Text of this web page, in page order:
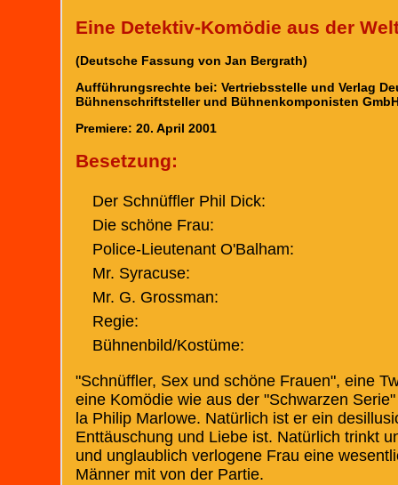
Eine Detektiv-Komödie aus der
(Deutsche Fassung von Jan Bergrath)
Aufführungsrechte bei: Vertriebsstelle und Verlag
Bühnenschriftsteller und Bühnenkomponisten
Premiere: 20. April 2001
Besetzung:
Der Schnüffler Phil Dick:
Die schöne Frau:
Police-Lieutenant O'Balham:
Mr. Syracuse:
Mr. G. Grossman:
Regie:
Bühnenbild/Kostüme:
"Schnüffler, Sex und schöne Frauen", eine
eine Komödie wie aus der "Schwarzen
la Philip Marlowe. Natürlich ist er ein
Enttäuschung und Liebe ist. Natürlich trinkt
und unglaublich verlogene Frau eine
Männer mit von der Partie.